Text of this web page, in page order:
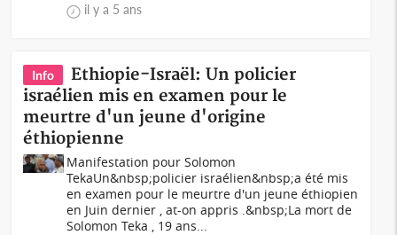
il y a 5 ans
Info
Ethiopie-Israël: Un policier
israélien mis en examen pour le
meurtre d'un jeune d'origine
éthiopienne
Manifestation pour Solomon
TekaUn&nbsp;policier israélien&nbsp;a été mis
en examen pour le meurtre d'un jeune éthiopien
en Juin dernier , at-on appris .&nbsp;La mort de
Solomon Teka , 19 ans...